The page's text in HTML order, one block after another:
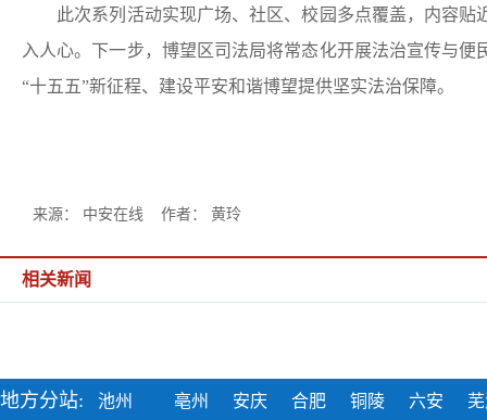
此次系列活动实现广场、社区、校园多点覆盖，内容贴
入人心。下一步，博望区司法局将常态化开展法治宣传与
“十五五”新征程、建设平安和谐博望提供坚实法治保障。
来源： 中安在线 作者： 黄玲
相关新闻
地方分站: 池州 亳州 安庆 合肥 铜陵 六安